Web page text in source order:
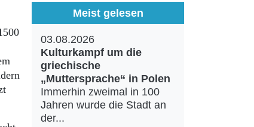
Meist gelesen
03.08.2026
Kulturkampf um die
griechische
„Muttersprache“ in Polen
Immerhin zweimal in 100
Jahren wurde die Stadt an
der...